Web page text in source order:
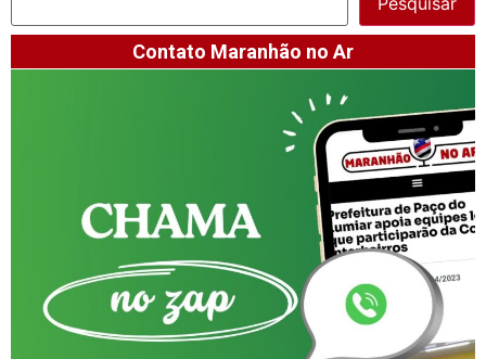
Contato Maranhão no Ar